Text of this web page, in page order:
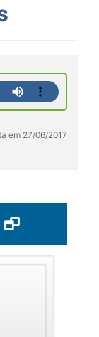
em 27/06/2017